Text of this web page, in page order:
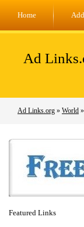
Home
Ad
Ad Links.org » World
Featured Links